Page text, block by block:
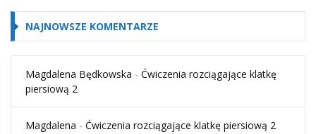
NAJNOWSZE KOMENTARZE
Magdalena Będkowska - Ćwiczenia rozciągające klatkę
piersiową 2
Magdalena - Ćwiczenia rozciągające klatkę piersiową 2